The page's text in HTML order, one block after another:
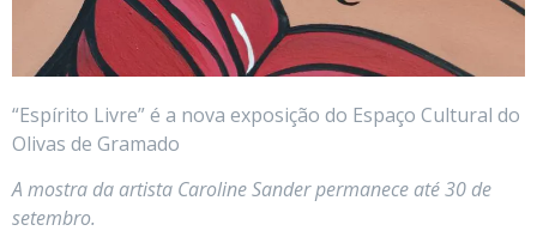
“Espírito Livre” é a nova exposição do Espaço Cultural do
Olivas de Gramado
A mostra da artista Caroline Sander permanece até 30 de
setembro.